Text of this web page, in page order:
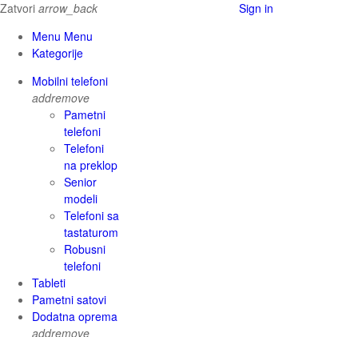
Zatvori arrow_back
Menu Menu
Kategorije
Mobilni telefoni
addremove
Pametni
telefoni
Telefoni
na preklop
Senior
modeli
Telefoni sa
tastaturom
Robusni
telefoni
Tableti
Pametni satovi
Dodatna oprema
addremove
Sign in